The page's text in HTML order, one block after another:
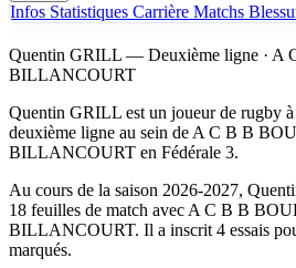
Infos Statistiques Carrière Matchs
Quentin GRILL — Deuxième ligne · A
BILLANCOURT
Quentin GRILL est un joueur de rugby
deuxième ligne au sein de A C B B
BILLANCOURT en Fédérale 3.
Au cours de la saison 2026-2027,
18 feuilles de match avec A C B B
BILLANCOURT. Il a inscrit 4 essais
marqués.